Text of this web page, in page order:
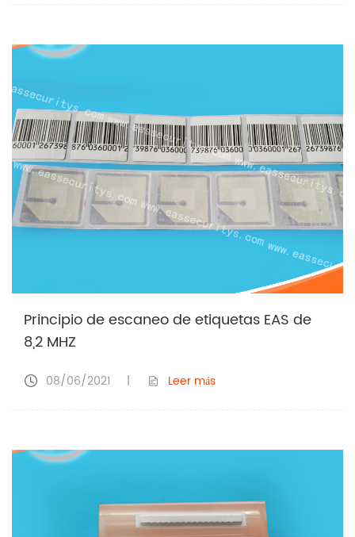
Principio de escaneo de etiquetas EAS de
8,2 MHZ
08/06/2021 | Leer más